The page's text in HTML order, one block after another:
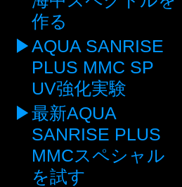
作る
AQUA SANRISE
PLUS MMC SP
UV強化実験
最新AQUA
SANRISE PLUS
MMCスペシャル
を試す